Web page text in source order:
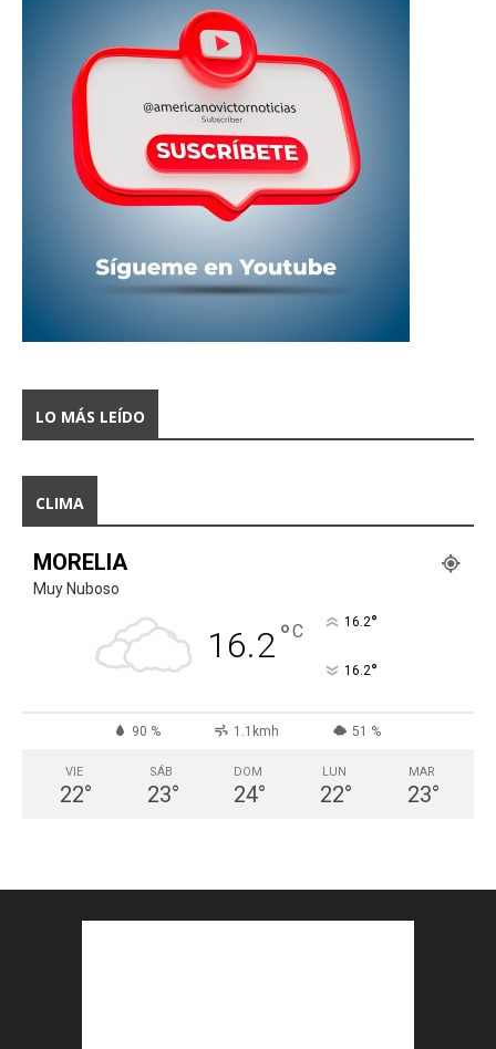
LO MÁS LEÍDO
CLIMA
MORELIA
Muy Nuboso
16.2°C 16.2°
16.2°
90 % 1.1kmh 51 %
VIE
22°
SÁB
23°
DOM
24°
LUN
22°
MAR
23°